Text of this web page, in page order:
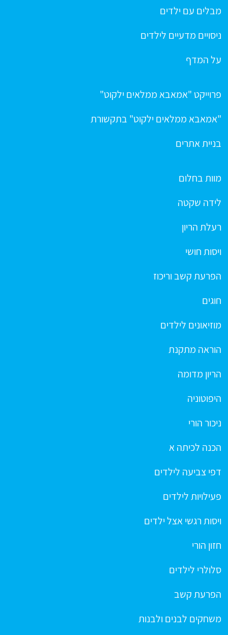
מבלים עם ילדים
ניסויים מדעיים לילדים
על המדף
פרוייקט "אמאבא ממלאים ילקוט"
"אמאבא ממלאים ילקוט" בתקשורת
בניית אתרים
מוות בחלום
לידה שקטה
רעלת הריון
ויסות חושי
הפרעת קשב וריכוז
חוגים
מוזיאונים לילדים
הוראה מתקנת
הריון מדומה
היפוטוניה
ניכור הורי
הכנה לכיתה א
דפי צביעה לילדים
פעילויות לילדים
ויסות רגשי אצל ילדים
חזון הורי
סלולרי לילדים
הפרעת קשב
משחקים לבנים ולבנות